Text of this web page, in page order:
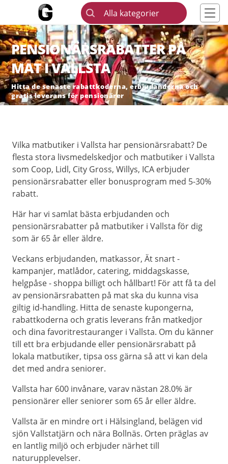
Alla kategorier
PENSIONÄRSRABATTER PÅ
MAT I VALLSTA
Hitta de senaste rabattkoderna, erbjudanderna och
gratis leverans för pensionärer
Vilka matbutiker i Vallsta har pensionärsrabatt? De
flesta stora livsmedelskedjor och matbutiker i Vallsta
som Coop, Lidl, City Gross, Willys, ICA erbjuder
pensionärsrabatter eller bonusprogram med 5-30%
rabatt.
Här har vi samlat bästa erbjudanden och
pensionärsrabatter på matbutiker i Vallsta för dig
som är 65 år eller äldre.
Veckans erbjudanden, matkassor, Ät snart -
kampanjer, matlådor, catering, middagskasse,
helgpåse - shoppa billigt och hållbart! För att få ta del
av pensionärsrabatten på mat ska du kunna visa
giltig id-handling. Hitta de senaste kupongerna,
rabattkoderna och gratis leverans från matkedjor
och dina favoritrestauranger i Vallsta. Om du känner
till ett bra erbjudande eller pensionärsrabatt på
lokala matbutiker, tipsa oss gärna så att vi kan dela
det med andra seniorer.
Vallsta har 600 invånare, varav nästan 28.0% är
pensionärer eller seniorer som 65 år eller äldre.
Vallsta är en mindre ort i Hälsingland, belägen vid
sjön Vallstatjärn och nära Bollnäs. Orten präglas av
en lantlig miljö och erbjuder närhet till
naturupplevelser.